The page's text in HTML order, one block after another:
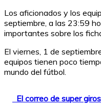
Los aficionados y los
septiembre, a las 23:59
importantes sobre los
El viernes, 1 de
equipos tienen poco
mundo del fútbol.
El correo de super